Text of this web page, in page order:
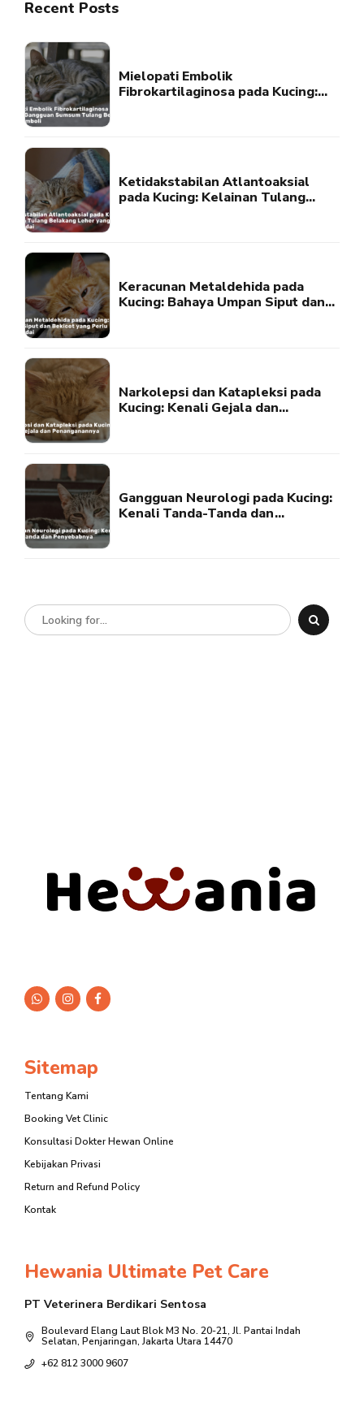
Recent Posts
Mielopati Embolik
Fibrokartilaginosa pada Kucing:
Ketidakstabilan Atlantoaksial
pada Kucing: Kelainan Tulang
Keracunan Metaldehida pada
Kucing: Bahaya Umpan Siput dan
Narkolepsi dan Katapleksi pada
Kucing: Kenali Gejala dan
Gangguan Neurologi pada Kucing:
Kenali Tanda-Tanda dan
Sitemap
Tentang Kami
Booking Vet Clinic
Konsultasi Dokter Hewan Online
Kebijakan Privasi
Return and Refund Policy
Kontak
Hewania Ultimate Pet Care
PT Veterinera Berdikari Sentosa
Boulevard Elang Laut Blok M3 No. 20-21, Jl. Pantai Indah
Selatan, Penjaringan, Jakarta Utara 14470
+62 812 3000 9607